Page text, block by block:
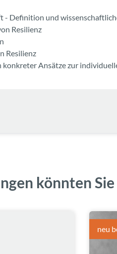
- Definition und
Resilienz
Resilienz
Ansätze zur
könnten
neu